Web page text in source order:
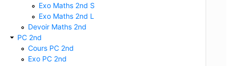
Exo Maths 2nd S
Exo Maths 2nd L
Devoir Maths 2nd
PC 2nd
Cours PC 2nd
Exo PC 2nd